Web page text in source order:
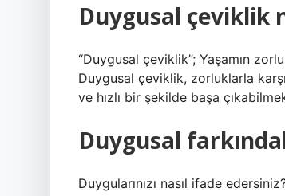
Duygusal çeviklik
“Duygusal çeviklik”; Yaşamın
Duygusal çeviklik, zorluklarla
ve hızlı bir şekilde başa
Duygusal
Duygularınızı nasıl ifade